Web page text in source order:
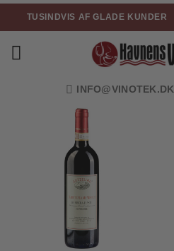
indhold
TUSINDVIS AF GLADE KUNDER
INFO@VINOTEK.DK